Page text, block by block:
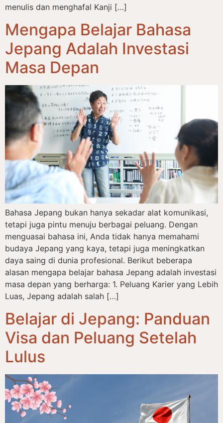
menulis dan menghafal Kanji […]
Mengapa Belajar Bahasa
Jepang Adalah Investasi
Masa Depan
Bahasa Jepang bukan hanya sekadar alat komunikasi,
tetapi juga pintu menuju berbagai peluang. Dengan
menguasai bahasa ini, Anda tidak hanya memahami
budaya Jepang yang kaya, tetapi juga meningkatkan
daya saing di dunia profesional. Berikut beberapa
alasan mengapa belajar bahasa Jepang adalah investasi
masa depan yang berharga: 1. Peluang Karier yang Lebih
Luas, Jepang adalah salah […]
Belajar di Jepang: Panduan
Visa dan Peluang Setelah
Lulus